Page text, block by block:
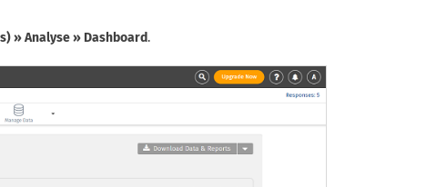
» Analyse » Dashboard.